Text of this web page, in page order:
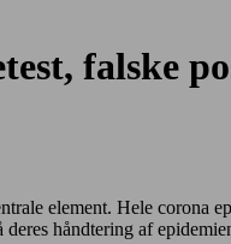
falske
element. Hele corona
håndtering af